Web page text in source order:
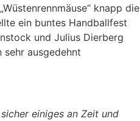
knapp die
ein buntes Handballfest
und Julius Dierberg
ausgedehnt
einiges an Zeit und